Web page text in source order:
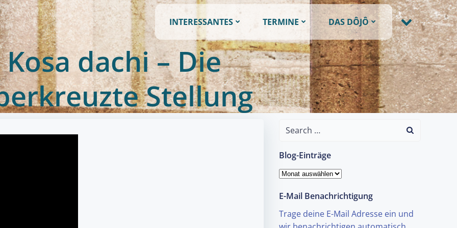
INTERESSANTES TERMINE DAS DÔJÔ
Kosa dachi – Die
Stellung
Search
Blog-Einträge
Blog-
E-Mail Benachrichtigung
Trage deine E-Mail Adresse ein und